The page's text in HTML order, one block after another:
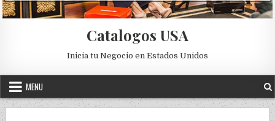
Catalogos USA
Inicia tu Negocio en Estados Unidos
MENU